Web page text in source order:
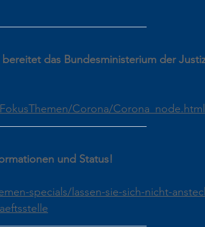
das Bundesministerium der
Corona/Corona_node.html
und Status!
specials/lassen-sie-sich-nicht-